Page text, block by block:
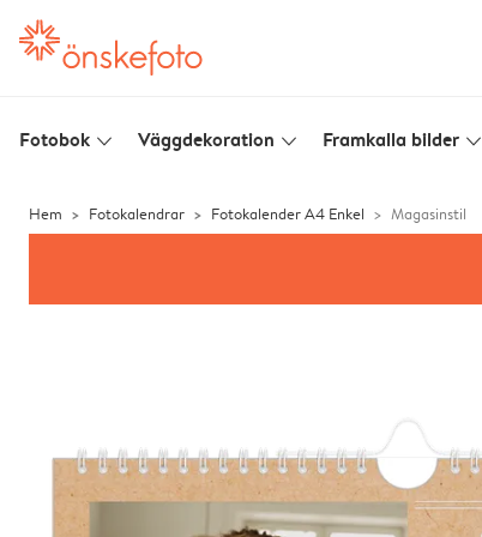
Fotobok slim_arrow_down Väggdekoration slim_arrow_down Framkalla bilder slim_arrow_down
Hem Fotokalendrar Fotokalender A4 Enkel Magasinstil